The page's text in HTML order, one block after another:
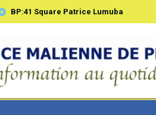
BP:41 Square Patrice Lumuba